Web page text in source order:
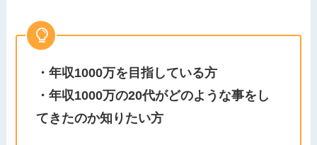
・年収1000万を目指している方
・年収1000万の20代がどのような事をし
てきたのか知りたい方